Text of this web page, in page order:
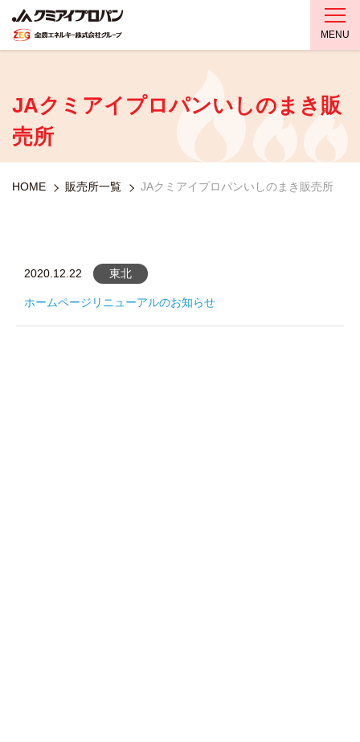
MENU
JAクミアイプロパンいしのまき販
売所
HOME 販売所一覧 JAクミアイプロパンいしのまき販売所
2020.12.22 東北
ホームページリニューアルのお知らせ